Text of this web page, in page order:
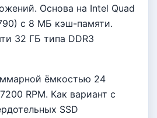
Основа на Intel Quad
с 8 МБ кэш-памяти.
32 ГБ типа DDR3
ёмкостью 24
RPM. Как вариант с
SSD